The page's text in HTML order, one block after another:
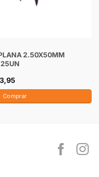
2.50X50MM
25UN
Comprar